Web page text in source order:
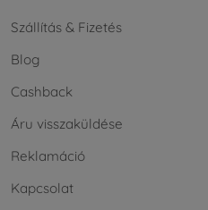
Szállítás & Fizetés
Blog
Cashback
Áru visszaküldése
Reklamáció
Kapcsolat